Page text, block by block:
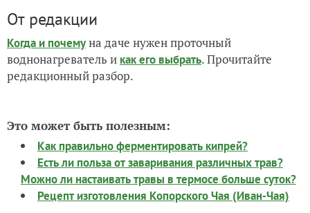
От редакции
Когда и почемуна даче нужен проточный
воднонагреватель и как его выбрать. Прочитайте
редакционный разбор.
Это может быть полезным:
Как правильно ферментировать кипрей?
Есть ли польза от заваривания различных трав?
Можно ли настаивать травы в термосе больше суток?
Рецепт изготовления Копорского Чая (Иван-Чая)